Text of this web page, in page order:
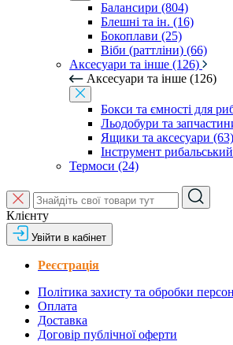
Балансири (804)
Блешні та ін. (16)
Бокоплави (25)
Віби (раттліни) (66)
Аксесуари та інше (126)
Аксесуари та інше (126)
Бокси та ємності для
Льодобури та
Ящики та аксесуари (63)
Інструмент
Термоси (24)
Клієнту
Увійти в кабінет
Реєстрація
Політика захисту та обробки
Оплата
Доставка
Договір публічної оферти